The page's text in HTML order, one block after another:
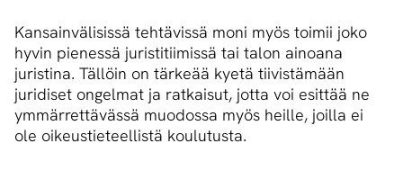
Kansainvälisissä tehtävissä moni myös toimii joko
hyvin pienessä juristitiimissä tai talon ainoana
juristina. Tällöin on tärkeää kyetä tiivistämään
juridiset ongelmat ja ratkaisut, jotta voi esittää ne
ymmärrettävässä muodossa myös heille, joilla ei
ole oikeustieteellistä koulutusta.